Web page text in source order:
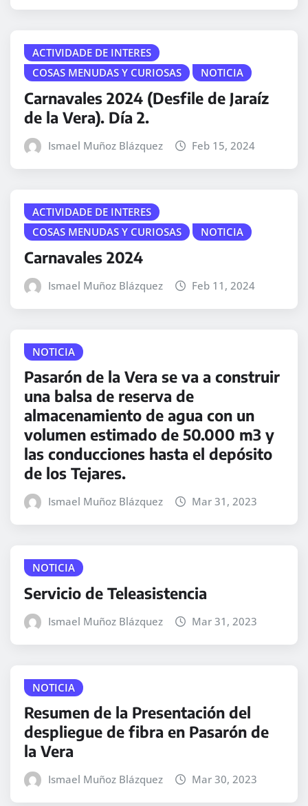
ACTIVIDADE DE INTERES
COSAS MENUDAS Y CURIOSAS
NOTICIA
Carnavales 2024 (Desfile de Jaraíz
de la Vera). Día 2.
Ismael Muñoz Blázquez Feb 15, 2024
ACTIVIDADE DE INTERES
COSAS MENUDAS Y CURIOSAS
NOTICIA
Carnavales 2024
Ismael Muñoz Blázquez Feb 11, 2024
NOTICIA
Pasarón de la Vera se va a construir
una balsa de reserva de
almacenamiento de agua con un
volumen estimado de 50.000 m3 y
las conducciones hasta el depósito
de los Tejares.
Ismael Muñoz Blázquez Mar 31, 2023
NOTICIA
Servicio de Teleasistencia
Ismael Muñoz Blázquez Mar 31, 2023
NOTICIA
Resumen de la Presentación del
despliegue de fibra en Pasarón de
la Vera
Ismael Muñoz Blázquez Mar 30, 2023